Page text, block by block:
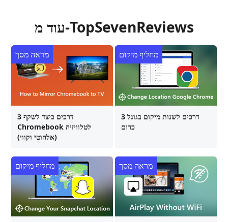
עוד מ-TopSevenReviews
3 דרכים כיצד לשקף
Chromebook לטלוויזיה
(אלחוטי וקווי)
מראה מסך
3 דרכים לשנות מיקום בגוגל
כרום
מחליף מיקום
מחליף מיקום מראה מסך